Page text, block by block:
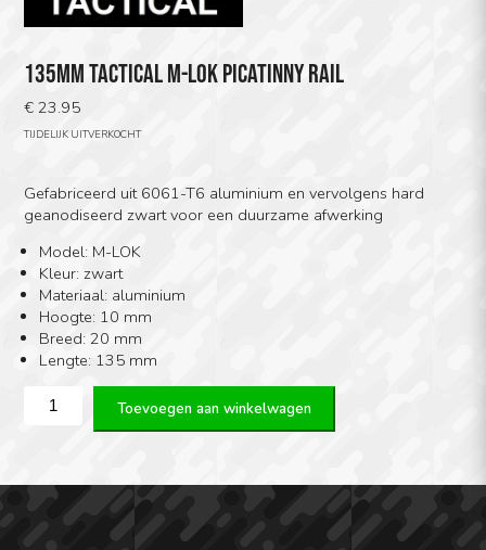
135MM TACTICAL M-LOK PICATINNY RAIL
€ 23.95
TIJDELIJK UITVERKOCHT
Gefabriceerd uit 6061-T6 aluminium en vervolgens hard
geanodiseerd zwart voor een duurzame afwerking
Model: M-LOK
Kleur: zwart
Materiaal: aluminium
Hoogte: 10 mm
Breed: 20 mm
Lengte: 135 mm
135mm
Tactical
Picatinny
Rail
Toevoegen aan winkelwagen